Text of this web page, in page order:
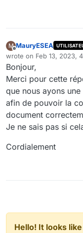
M
Offline
MauryESEA
wrote on Feb 13, 2023,
last edited by
Bonjour,
Merci pour cette
que nous ayons
afin de pouvoir la
document
Je ne sais pas si
Cordialement
Hello! It looks